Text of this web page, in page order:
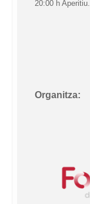
20:00 h Aperitiu.
Organitza: